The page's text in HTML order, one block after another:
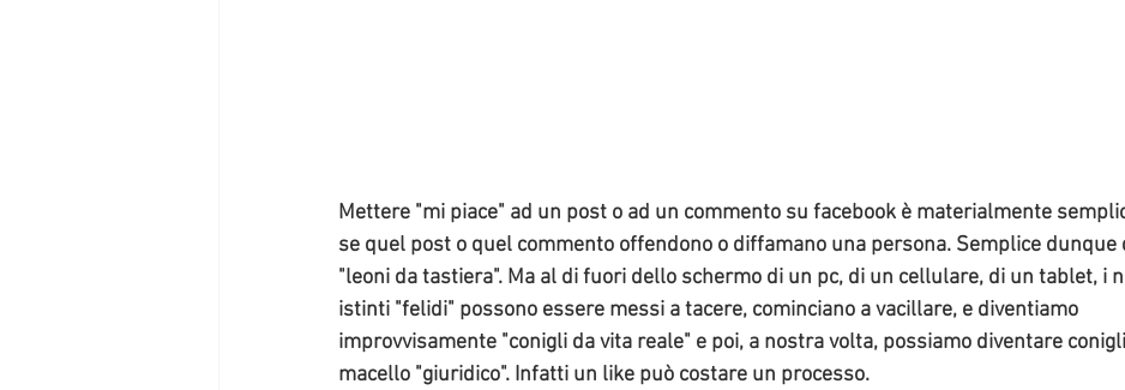
Mettere "mi piace" ad un post o ad un commento su facebook è materialmente
se quel post o quel commento offendono o diffamano una persona. Semplice dunque
"leoni da tastiera". Ma al di fuori dello schermo di un pc, di un cellulare, di un tablet, i
istinti "felidi" possono essere messi a tacere, cominciano a vacillare, e diventiamo
improvvisamente "conigli da vita reale" e poi, a nostra volta, possiamo diventare
macello "giuridico". Infatti un like può costare un processo.